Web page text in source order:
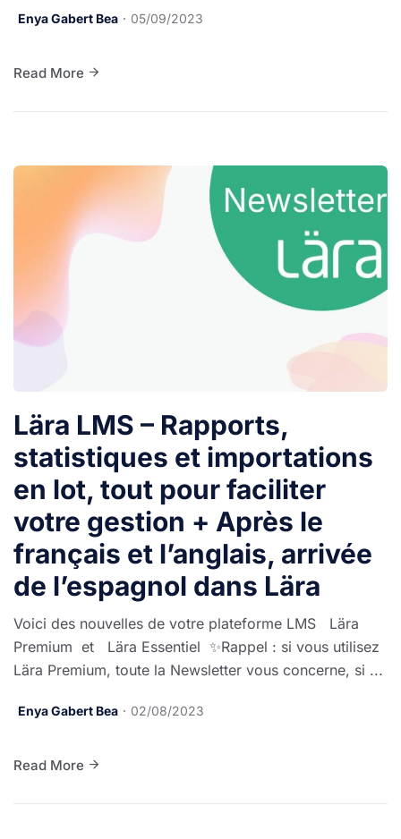
Enya Gabert Bea 05/09/2023
Read More
Lära LMS – Rapports,
statistiques et importations
en lot, tout pour faciliter
votre gestion + Après le
français et l’anglais, arrivée
de l’espagnol dans Lära
Voici des nouvelles de votre plateforme LMS Lära
Premium et Lära Essentiel ✨Rappel : si vous utilisez
Lära Premium, toute la Newsletter vous concerne, si ...
Enya Gabert Bea 02/08/2023
Read More